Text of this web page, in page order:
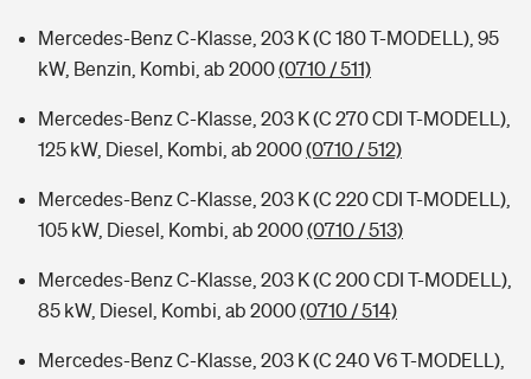
Mercedes-Benz C-Klasse, 203 K (C 180 T-MODELL), 95
kW, Benzin, Kombi, ab 2000(0710 / 511)
Mercedes-Benz C-Klasse, 203 K (C 270 CDI T-MODELL),
125 kW, Diesel, Kombi, ab 2000(0710 / 512)
Mercedes-Benz C-Klasse, 203 K (C 220 CDI T-MODELL),
105 kW, Diesel, Kombi, ab 2000(0710 / 513)
Mercedes-Benz C-Klasse, 203 K (C 200 CDI T-MODELL),
85 kW, Diesel, Kombi, ab 2000(0710 / 514)
Mercedes-Benz C-Klasse, 203 K (C 240 V6 T-MODELL),